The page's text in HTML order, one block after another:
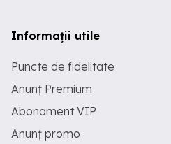
Informații utile
Puncte de fidelitate
Anunț Premium
Abonament VIP
Anunț promo